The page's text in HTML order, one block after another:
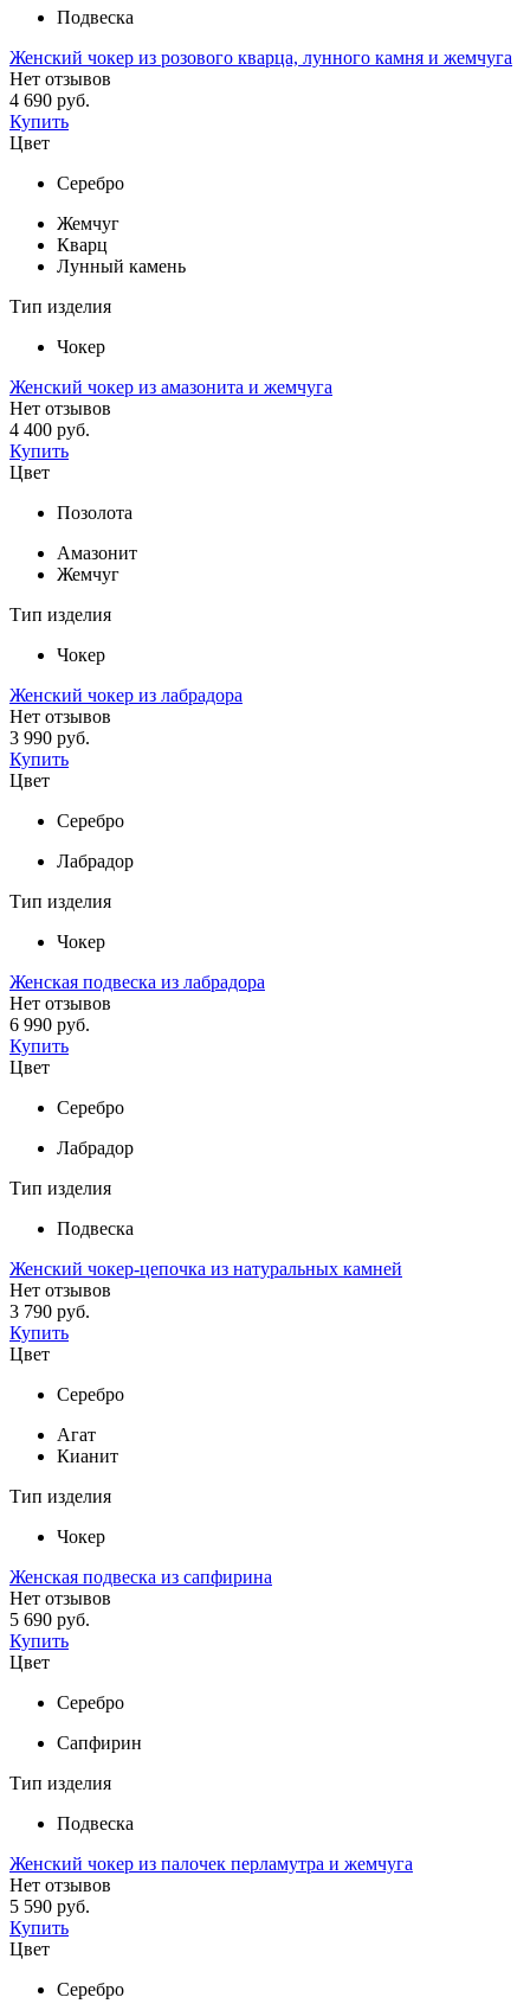
Подвеска
Женский чокер из розового кварца, лунного камня и жемчуга
Нет отзывов
4 690 руб.
Купить
Цвет
Серебро
Жемчуг
Кварц
Лунный камень
Тип изделия
Чокер
Женский чокер из амазонита и жемчуга
Нет отзывов
4 400 руб.
Купить
Цвет
Позолота
Амазонит
Жемчуг
Тип изделия
Чокер
Женский чокер из лабрадора
Нет отзывов
3 990 руб.
Купить
Цвет
Серебро
Лабрадор
Тип изделия
Чокер
Женская подвеска из лабрадора
Нет отзывов
6 990 руб.
Купить
Цвет
Серебро
Лабрадор
Тип изделия
Подвеска
Женский чокер-цепочка из натуральных камней
Нет отзывов
3 790 руб.
Купить
Цвет
Серебро
Агат
Кианит
Тип изделия
Чокер
Женская подвеска из сапфирина
Нет отзывов
5 690 руб.
Купить
Цвет
Серебро
Сапфирин
Тип изделия
Подвеска
Женский чокер из палочек перламутра и жемчуга
Нет отзывов
5 590 руб.
Купить
Цвет
Серебро